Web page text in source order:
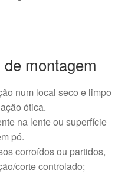
montagem
num local seco e limpo
ótica.
na lente ou superfície
pó.
corroídos ou partidos,
corte controlado;